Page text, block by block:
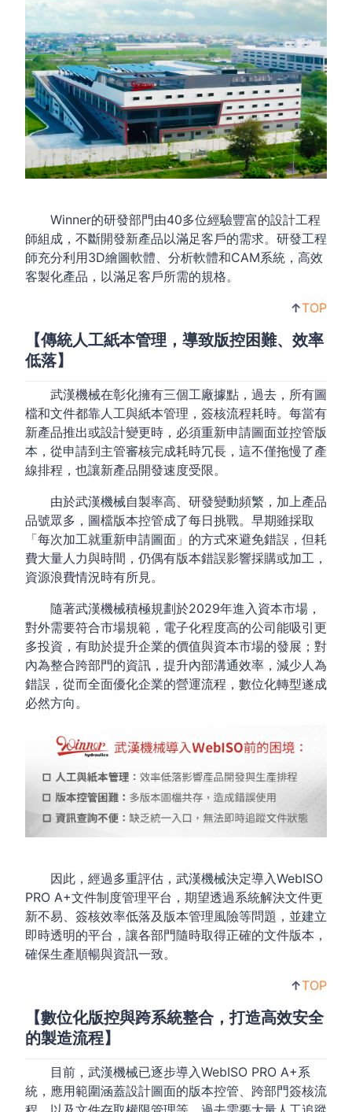
Winner的研發部門由40多位經驗豐富的設計工程
師組成，不斷開發新產品以滿足客戶的需求。研發工程
師充分利用3D繪圖軟體、分析軟體和CAM系統，高效
客製化產品，以滿足客戶所需的規格。
↑TOP
【傳統人工紙本管理，導致版控困難、效率
低落】
武漢機械在彰化擁有三個工廠據點，過去，所有圖
檔和文件都靠人工與紙本管理，簽核流程耗時。每當有
新產品推出或設計變更時，必須重新申請圖面並控管版
本，從申請到主管審核完成耗時冗長，這不僅拖慢了產
線排程，也讓新產品開發速度受限。
由於武漢機械自製率高、研發變動頻繁，加上產品
品號眾多，圖檔版本控管成了每日挑戰。早期雖採取
「每次加工就重新申請圖面」的方式來避免錯誤，但耗
費大量人力與時間，仍偶有版本錯誤影響採購或加工，
資源浪費情況時有所見。
隨著武漢機械積極規劃於2029年進入資本市場，
對外需要符合市場規範，電子化程度高的公司能吸引更
多投資，有助於提升企業的價值與資本市場的發展；對
內為整合跨部門的資訊，提升內部溝通效率，減少人為
錯誤，從而全面優化企業的營運流程，數位化轉型遂成
必然方向。
因此，經過多重評估，武漢機械決定導入WebISO
PRO A+文件制度管理平台，期望透過系統解決文件更
新不易、簽核效率低落及版本管理風險等問題，並建立
即時透明的平台，讓各部門隨時取得正確的文件版本，
確保生產順暢與資訊一致。
↑TOP
【數位化版控與跨系統整合，打造高效安全
的製造流程】
目前，武漢機械已逐步導入WebISO PRO A+系
統，應用範圍涵蓋設計圖面的版本控管、跨部門簽核流